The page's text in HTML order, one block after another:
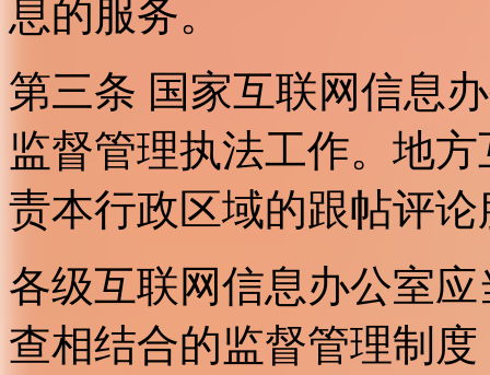
息的服务。
第三条 国家互联网信息
监督管理执法工作。地
责本行政区域的跟帖评
各级互联网信息办公室
查相结合的监督管理制